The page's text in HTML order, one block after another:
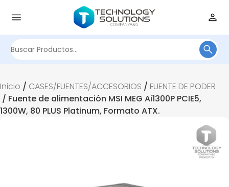
Inicio / CASES/FUENTES/ACCESORIOS / FUENTE DE PODER
/ Fuente de alimentación MSI MEG Ai1300P PCIE5,
1300W, 80 PLUS Platinum, Formato ATX.